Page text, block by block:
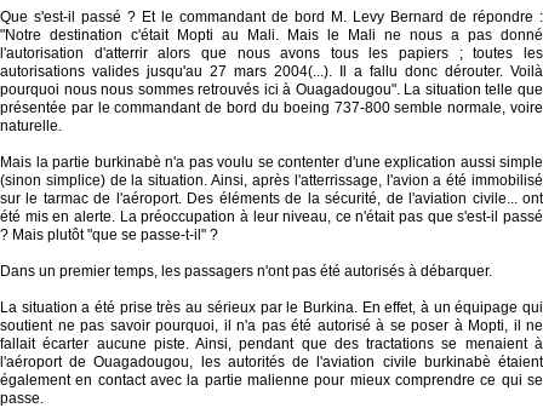
Que s'est-il passé ? Et le commandant de bord M. Levy Bernard de répondre :
"Notre destination c'était Mopti au Mali. Mais le Mali ne nous a pas donné
l'autorisation d'atterrir alors que nous avons tous les papiers ; toutes les
autorisations valides jusqu'au 27 mars 2004(...). Il a fallu donc dérouter. Voilà
pourquoi nous nous sommes retrouvés ici à Ouagadougou". La situation telle que
présentée par le commandant de bord du boeing 737-800 semble normale, voire
naturelle.
Mais la partie burkinabè n'a pas voulu se contenter d'une explication aussi simple
(sinon simplice) de la situation. Ainsi, après l'atterrissage, l'avion a été immobilisé
sur le tarmac de l'aéroport. Des éléments de la sécurité, de l'aviation civile... ont
été mis en alerte. La préoccupation à leur niveau, ce n'était pas que s'est-il passé
? Mais plutôt "que se passe-t-il" ?
Dans un premier temps, les passagers n'ont pas été autorisés à débarquer.
La situation a été prise très au sérieux par le Burkina. En effet, à un équipage qui
soutient ne pas savoir pourquoi, il n'a pas été autorisé à se poser à Mopti, il ne
fallait écarter aucune piste. Ainsi, pendant que des tractations se menaient à
l'aéroport de Ouagadougou, les autorités de l'aviation civile burkinabè étaient
également en contact avec la partie malienne pour mieux comprendre ce qui se
passe.